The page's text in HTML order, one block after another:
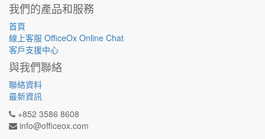
我們的產品和服務
首頁
線上客服 OfficeOx Online Chat
客戶支援中心
與我們聯絡
聯絡資料
最新資訊
+852 3586 8608
info@officeox.com